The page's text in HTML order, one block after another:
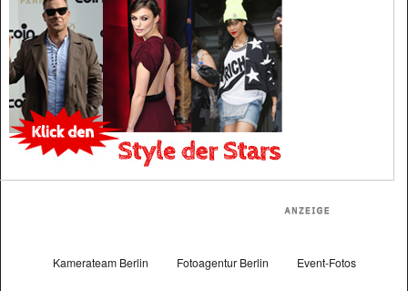
Kamerateam Berlin Fotoagentur Berlin Event-Fotos